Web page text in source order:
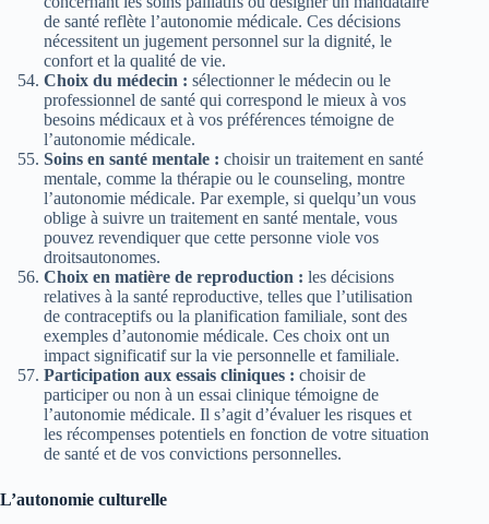
de santé reflète l’autonomie médicale. Ces décisions
nécessitent un jugement personnel sur la dignité, le
confort et la qualité de vie.
Choix du médecin : sélectionner le médecin ou le
professionnel de santé qui correspond le mieux à vos
besoins médicaux et à vos préférences témoigne de
l’autonomie médicale.
Soins en santé mentale : choisir un traitement en santé
mentale, comme la thérapie ou le counseling, montre
l’autonomie médicale. Par exemple, si quelqu’un vous
oblige à suivre un traitement en santé mentale, vous
pouvez revendiquer que cette personne viole vos
droitsautonomes.
Choix en matière de reproduction : les décisions
relatives à la santé reproductive, telles que l’utilisation
de contraceptifs ou la planification familiale, sont des
exemples d’autonomie médicale. Ces choix ont un
impact significatif sur la vie personnelle et familiale.
Participation aux essais cliniques : choisir de
participer ou non à un essai clinique témoigne de
l’autonomie médicale. Il s’agit d’évaluer les risques et
les récompenses potentiels en fonction de votre situation
de santé et de vos convictions personnelles.
L’autonomie culturelle